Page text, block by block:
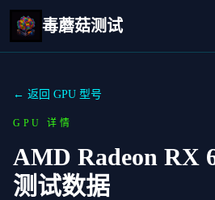
毒蘑菇测试
← 返回 GPU 型号
GPU 详情
AMD Radeon RX
测试数据